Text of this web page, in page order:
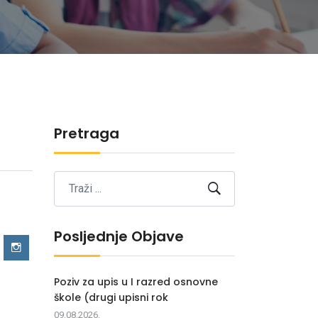
Pretraga
Posljednje Objave
Poziv za upis u I razred osnovne
škole (drugi upisni rok
09.08.2026.